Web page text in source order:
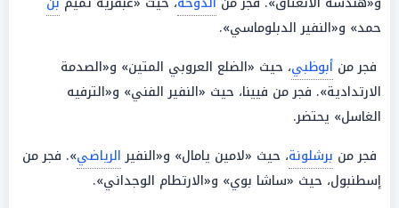
حمد» و«النفير الدبلوماسي».
فجر من أبوظبي، حيث «الضلع العروبي المتين» و«الصدمة
الارتدادية». فجر من فيينا، حيث «النفير الفني» و«الترفيه
الغاسل» يحتضر.
فجر من برشلونة، حيث «لامين يامال» و«النفيرالرياضي». فجر من
إسطنبول، حيث «ساشا بوي» و«الارتطام الوجداني».